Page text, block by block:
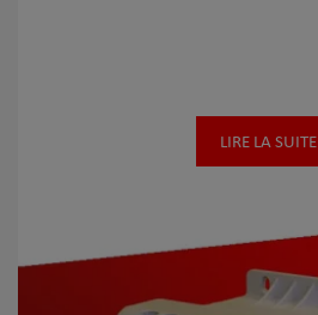
LIRE LA SUITE